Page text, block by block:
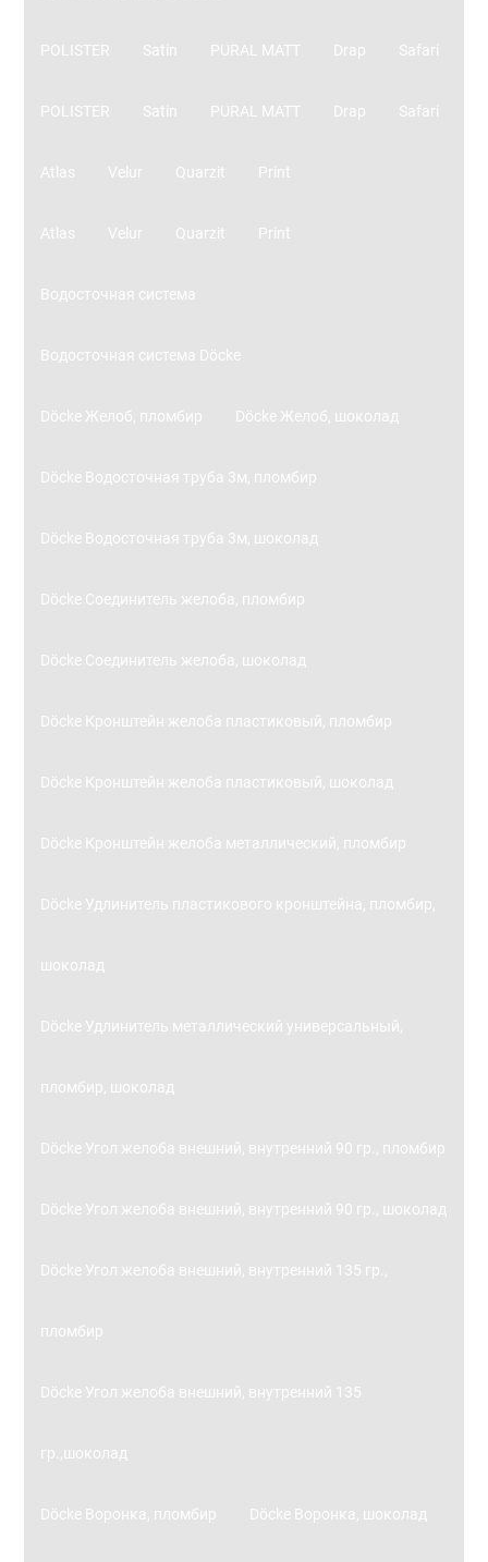
POLISTER
POLISTER
Satin
Satin
PURAL MATT
PURAL MATT
Drap
Drap
Safari
Safari
Atlas
Atlas
Velur
Velur
Quarzit
Quarzit
Print
Print
Водосточная система
Водосточная система Döcke
Döcke Желоб, пломбир Döcke Желоб, шоколад
Döcke Водосточная труба 3м, пломбир
Döcke Водосточная труба 3м, шоколад
Döcke Соединитель желоба, пломбир
Döcke Соединитель желоба, шоколад
Döcke Кронштейн желоба пластиковый, пломбир
Döcke Кронштейн желоба пластиковый, шоколад
Döcke Кронштейн желоба металлический, пломбир
Döcke Удлинитель пластикового кронштейна, пломбир,
шоколад
Döcke Удлинитель металлический универсальный,
пломбир, шоколад
Döcke Угол желоба внешний, внутренний 90 гр., пломбир
Döcke Угол желоба внешний, внутренний 90 гр., шоколад
Döcke Угол желоба внешний, внутренний 135 гр.,
пломбир
Döcke Угол желоба внешний, внутренний 135
гр.,шоколад
Döcke Воронка, пломбир Döcke Воронка, шоколад